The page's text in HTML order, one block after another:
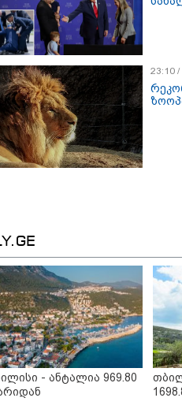
16:33
14:32
23:10
- ანტალია 969.80